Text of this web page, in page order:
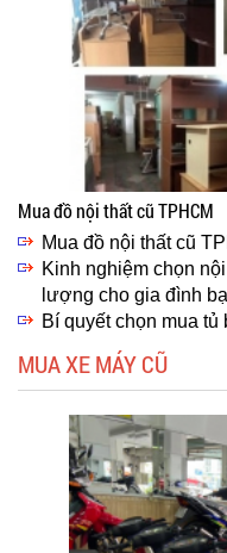
Mua đồ nội thất cũ TPHCM
Mua đồ nội thất cũ
Kinh nghiệm chọn
lượng cho gia đình
Bí quyết chọn mua tủ
MUA XE MÁY CŨ